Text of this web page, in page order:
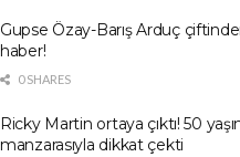
Gupse Özay-Barış Arduç
haber!
0 SHARES
Ricky Martin ortaya çıktı! 50
manzarasıyla dikkat çekti